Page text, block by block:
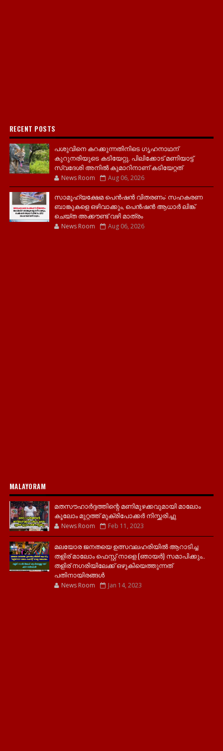
RECENT POSTS
പശുവിനെ കറക്കുന്നതിനിടെ ഗൃഹനാഥന്
കുറുനരിയുടെ കടിയേറ്റു. പിലിക്കോട് മണിയാട്ട്
സ്വദേശി അനിൽ കുമാറിനാണ് കടിയേറ്റത്
News Room Aug 06, 2026
സാമൂ​ഹ്യക്ഷേമ പെൻഷൻ വിതരണം: സഹകരണ
ബാങ്കുകളെ ഒഴിവാക്കും, പെൻഷൻ ആധാർ‌ ലിങ്ക്
ചെയ്ത അക്കൗണ്ട് വഴി മാത്രം
News Room Aug 06, 2026
MALAYORAM
മതസൗഹാർദ്ദത്തിന്റെ മണിമുഴക്കവുമായി മാലോം
കൂലോം മുറ്റത്ത് മുക്രിപോക്കർ നിസ്ക്കരിച്ചു
News Room Feb 11, 2023
മലയോര ജനതയെ ഉത്സവലഹരിയിൽ ആറാടിച്ച
തളിര് മാലോം ഫെസ്റ്റ് നാളെ (ഞായർ) സമാപിക്കും..
തളിര് നഗരിയിലേക്ക് ഒഴുകിയെത്തുന്നത്
പതിനായിരങ്ങൾ
News Room Jan 14, 2023